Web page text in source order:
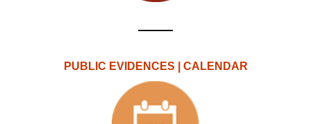
PUBLIC EVIDENCES | CALENDAR